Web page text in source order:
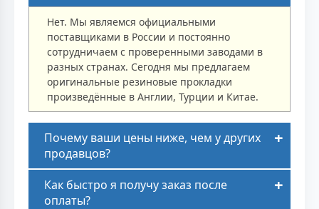
Нет. Мы являемся официальными
поставщиками в России и постоянно
сотрудничаем с проверенными заводами в
разных странах. Сегодня мы предлагаем
оригинальные резиновые прокладки
произведённые в Англии, Турции и Китае.
Почему ваши цены ниже, чем у других
продавцов?
Как быстро я получу заказ после
оплаты?